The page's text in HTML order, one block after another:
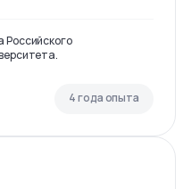
Российского
4 года опыта